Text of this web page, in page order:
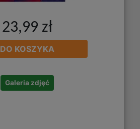
23,99 zł
DO KOSZYKA
Galeria zdjęć